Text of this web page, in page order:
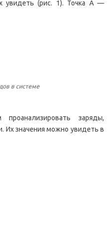
увидеть (рис. 1). Точка А —
в системе
заряды,
Их значения можно увидеть в